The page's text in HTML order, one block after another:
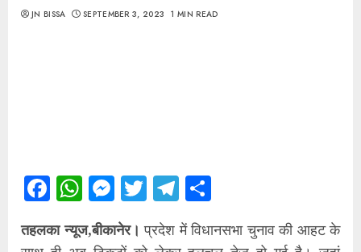
JN BISSA SEPTEMBER 3, 2023 1 MIN READ
Facebook
WhatsApp
Messenger
TwitterTelegram
तहलका न्यूज,बीकानेर। प्रदेश में विधानसभा चुनाव की आहट के